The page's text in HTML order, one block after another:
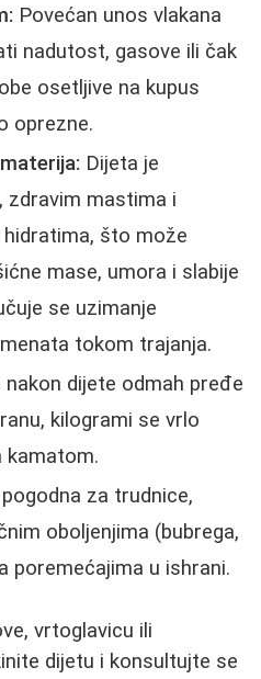
Povećan unos vlakana
nadutost, gasove ili čak
osetljive na kupus
oprezne.
Dijeta je
zdravim mastima i
što može
mase, umora i slabije
se uzimanje
tokom trajanja.
nakon dijete odmah pređe
kilogrami se vrlo
kamatom.
za trudnice,
oboljenjima (bubrega,
poremećajima u ishrani.
vrtoglavicu ili
dijetu i konsultujte se